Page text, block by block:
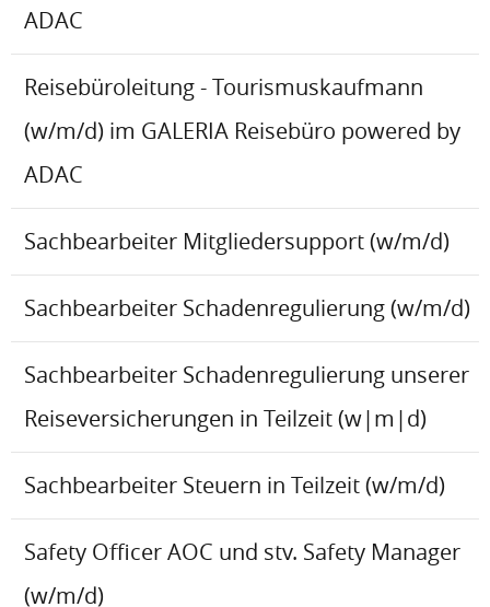
ADAC
Reisebüroleitung - Tourismuskaufmann
(w/m/d) im GALERIA Reisebüro powered by
ADAC
Sachbearbeiter Mitgliedersupport (w/m/d)
Sachbearbeiter Schadenregulierung (w/m/d)
Sachbearbeiter Schadenregulierung unserer
Reiseversicherungen in Teilzeit (w|m|d)
Sachbearbeiter Steuern in Teilzeit (w/m/d)
Safety Officer AOC und stv. Safety Manager
(w/m/d)